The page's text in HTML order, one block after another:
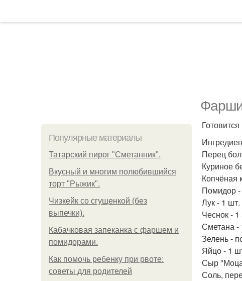
Популярные материалы
Татарский пирог "Сметанник".
Вкусный и многим полюбившийся
торт "Рыжик".
Чизкейк со сгущенкой (без
выпечки).
Кабачковая запеканка с фаршем и
помидорами.
Как помочь ребенку при рвоте:
советы для родителей
Перец
Куриное
Копчёная
Помидор
Лук - 1 шт.
Чеснок - 1
Сметана -
Зелень -
Яйцо - 1
Сыр
Соль,